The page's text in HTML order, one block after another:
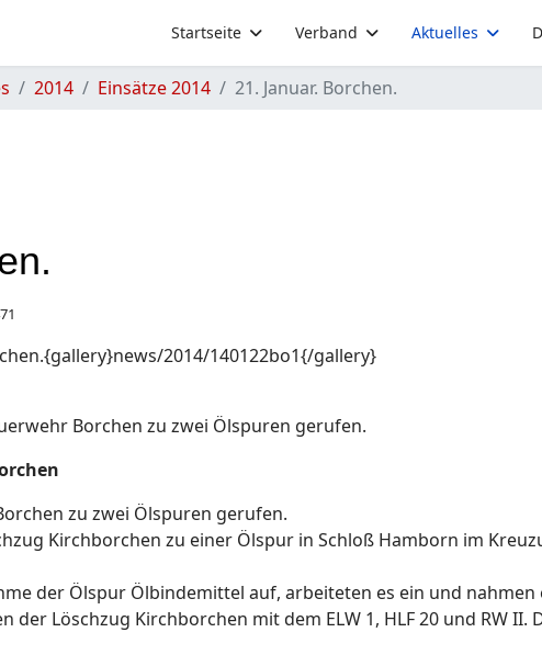
Startseite Verband Aktuelles
2014 Einsätze 2014 21. Januar. Borchen.
2014/140122bo1{/gallery}
Borchen zu zwei Ölspuren gerufen.
zu zwei Ölspuren gerufen.
Kirchborchen zu einer Ölspur in Schloß Hamborn im
der Ölspur Ölbindemittel auf, arbeiteten es ein und nahmen
der Löschzug Kirchborchen mit dem ELW 1, HLF 20 und RW